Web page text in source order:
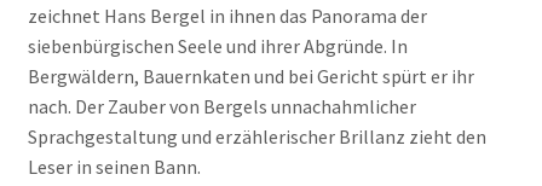
zeichnet Hans Bergel in ihnen das Panorama der
siebenbürgischen Seele und ihrer Abgründe. In
Bergwäldern, Bauernkaten und bei Gericht spürt er ihr
nach. Der Zauber von Bergels unnachahmlicher
Sprachgestaltung und erzählerischer Brillanz zieht den
Leser in seinen Bann.